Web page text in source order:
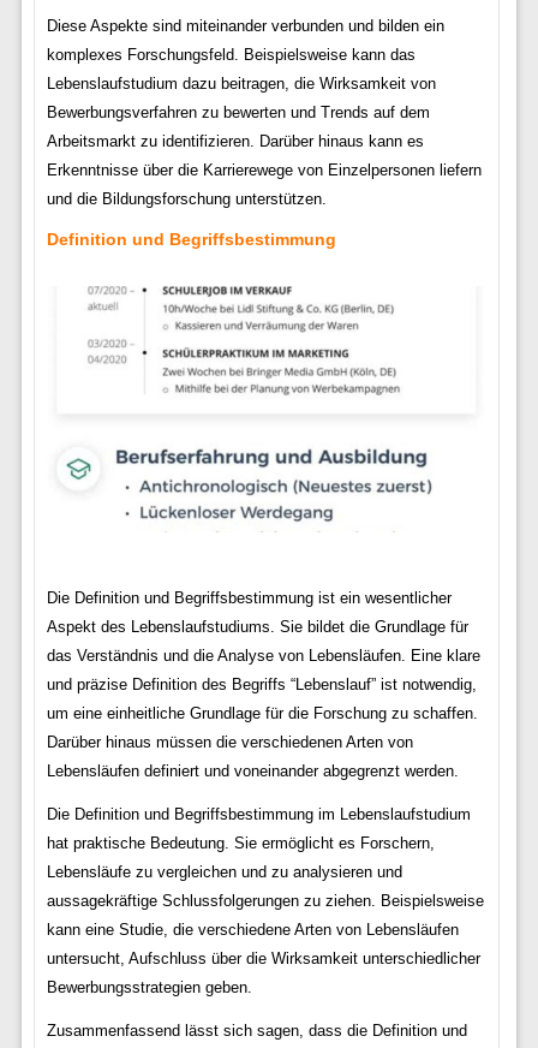
Diese Aspekte sind miteinander verbunden und bilden ein
komplexes Forschungsfeld. Beispielsweise kann das
Lebenslaufstudium dazu beitragen, die Wirksamkeit von
Bewerbungsverfahren zu bewerten und Trends auf dem
Arbeitsmarkt zu identifizieren. Darüber hinaus kann es
Erkenntnisse über die Karrierewege von Einzelpersonen liefern
und die Bildungsforschung unterstützen.
Definition und Begriffsbestimmung
Die Definition und Begriffsbestimmung ist ein wesentlicher
Aspekt des Lebenslaufstudiums. Sie bildet die Grundlage für
das Verständnis und die Analyse von Lebensläufen. Eine klare
und präzise Definition des Begriffs “Lebenslauf” ist notwendig,
um eine einheitliche Grundlage für die Forschung zu schaffen.
Darüber hinaus müssen die verschiedenen Arten von
Lebensläufen definiert und voneinander abgegrenzt werden.
Die Definition und Begriffsbestimmung im Lebenslaufstudium
hat praktische Bedeutung. Sie ermöglicht es Forschern,
Lebensläufe zu vergleichen und zu analysieren und
aussagekräftige Schlussfolgerungen zu ziehen. Beispielsweise
kann eine Studie, die verschiedene Arten von Lebensläufen
untersucht, Aufschluss über die Wirksamkeit unterschiedlicher
Bewerbungsstrategien geben.
Zusammenfassend lässt sich sagen, dass die Definition und